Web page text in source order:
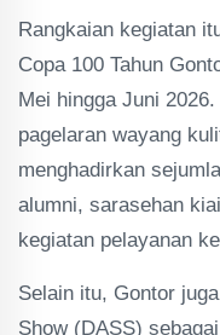
Rangkaian kegiatan
Copa 100 Tahun
Mei hingga Juni
pagelaran wayang
menghadirkan
alumni, sarasehan
kegiatan pelayanan
Selain itu, Gontor
Show (DASS)